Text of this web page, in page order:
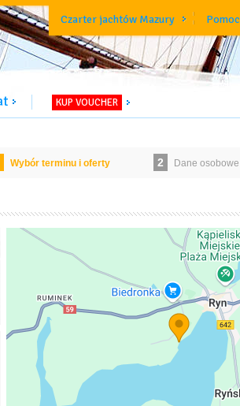
Czarter jachtów Mazury Pomoc
KUP VOUCHER
Wybór terminu i oferty 2 Dane osobowe